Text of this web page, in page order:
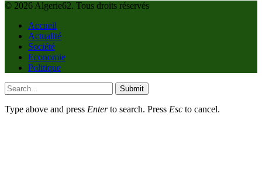
© 2026 Algerie62. Tous droits réservés
Accueil
Actualité
Société
Economie
Politique
Submit
Type above and press Enterto search. Press Esc to cancel.